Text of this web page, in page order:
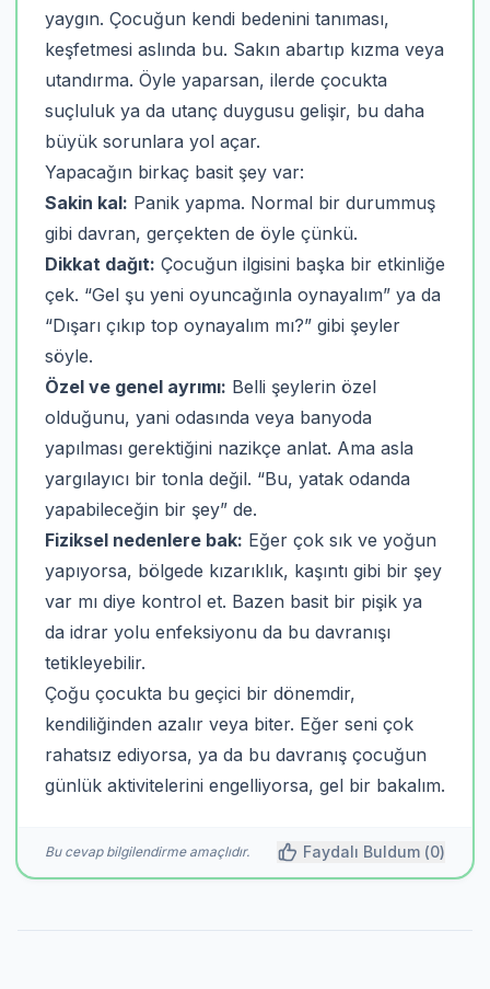
yaygın. Çocuğun kendi bedenini tanıması,
keşfetmesi aslında bu. Sakın abartıp kızma veya
utandırma. Öyle yaparsan, ilerde çocukta
suçluluk ya da utanç duygusu gelişir, bu daha
büyük sorunlara yol açar.
Yapacağın birkaç basit şey var:
Sakin kal: Panik yapma. Normal bir durummuş
gibi davran, gerçekten de öyle çünkü.
Dikkat dağıt: Çocuğun ilgisini başka bir etkinliğe
çek. “Gel şu yeni oyuncağınla oynayalım” ya da
“Dışarı çıkıp top oynayalım mı?” gibi şeyler
söyle.
Özel ve genel ayrımı: Belli şeylerin özel
olduğunu, yani odasında veya banyoda
yapılması gerektiğini nazikçe anlat. Ama asla
yargılayıcı bir tonla değil. “Bu, yatak odanda
yapabileceğin bir şey” de.
Fiziksel nedenlere bak: Eğer çok sık ve yoğun
yapıyorsa, bölgede kızarıklık, kaşıntı gibi bir şey
var mı diye kontrol et. Bazen basit bir pişik ya
da idrar yolu enfeksiyonu da bu davranışı
tetikleyebilir.
Çoğu çocukta bu geçici bir dönemdir,
kendiliğinden azalır veya biter. Eğer seni çok
rahatsız ediyorsa, ya da bu davranış çocuğun
günlük aktivitelerini engelliyorsa, gel bir bakalım.
Bu cevap bilgilendirme amaçlıdır. Faydalı Buldum (0)